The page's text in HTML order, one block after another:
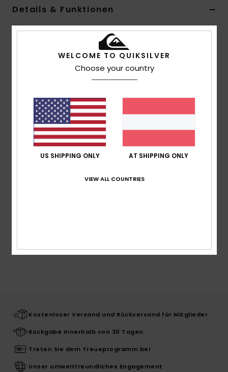
Details & Funktionen
Männer Multi Socken-Multipack
Farbcode
Nicht sichtbare Länge
3er-Pack
Zusammensetzung[Hauptstoff] 51 % Baumwolle, 46 %
Polyamid, 3 % Elastan
Kostenloser Versand und Rückversand für Mitglieder
Rückgabe innerhalb von 30 Tagen
Treten Sie dem Treueprogramm bei
Unser umweltfreundliches Engagement
WELCOME TO QUIKSILVER
Choose your country
US SHIPPING ONLY AT SHIPPING ONLY
VIEW ALL COUNTRIES